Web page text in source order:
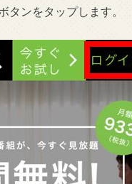
タンをタップします。